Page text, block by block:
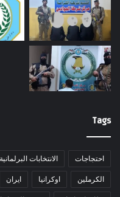
Tags
احتجاجات الانتخابات البرلمانية
الكرملين اوكرانيا ايران